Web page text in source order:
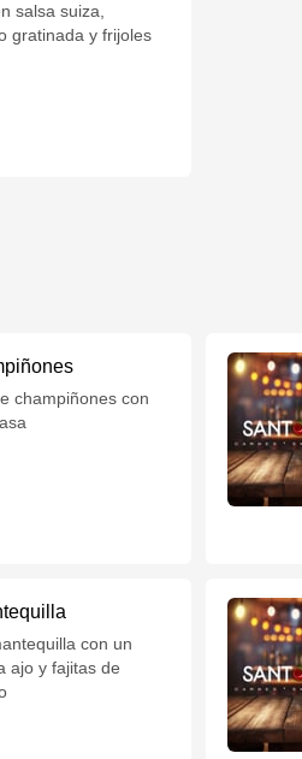
salsa suiza,
gratinada y frijoles
champiñones con
con un
ajo y fajitas de